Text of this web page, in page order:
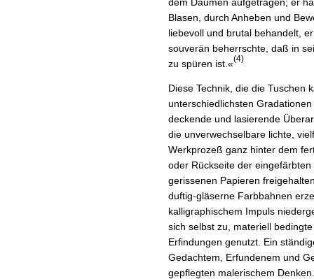
dem Daumen aufgetragen; er
Blasen, durch Anheben und
liebevoll und brutal behandelt,
souverän beherrschte, daß in
zu spüren ist.«(4)
Diese Technik, die die Tuschen
unterschiedlichsten
deckende und lasierende
die unverwechselbare lichte,
Werkprozeß ganz hinter dem
oder Rückseite der
gerissenen Papieren
duftig-gläserne Farbbahnen
kalligraphischem Impuls
sich selbst zu, materiell
Erfindungen genutzt. Ein
Gedachtem, Erfundenem und
gepflegten malerischem Denken.